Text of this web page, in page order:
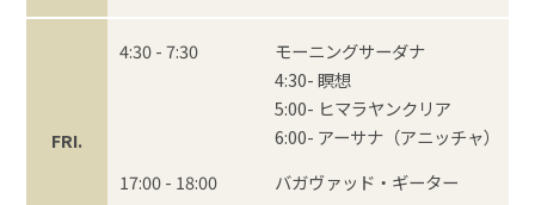
FRI.
4:30 - 7:30
モーニングサーダナ
4:30- 瞑想
5:00- ヒマラヤンクリア
6:00- アーサナ（アニッチャ）
17:00 - 18:00
バガヴァッド・ギーター